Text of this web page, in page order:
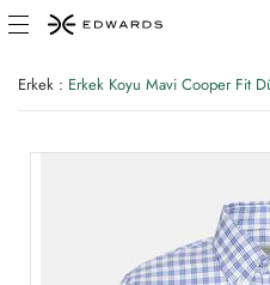
Erkek : Erkek Koyu Mavi Cooper Fit